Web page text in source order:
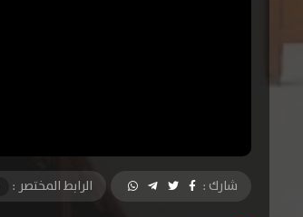
شارك : الرابط المختصر :